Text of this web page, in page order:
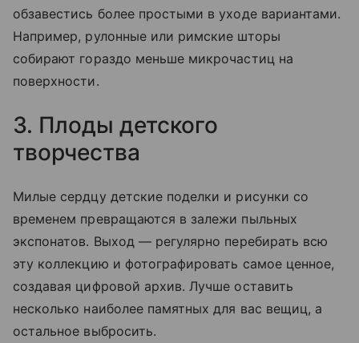
обзавестись более простыми в уходе вариантами.
Например, рулонные или римские шторы
собирают гораздо меньше микрочастиц на
поверхности.
3. Плоды детского
творчества
Милые сердцу детские поделки и рисунки со
временем превращаются в залежи пыльных
экспонатов. Выход — регулярно перебирать всю
эту коллекцию и фотографировать самое ценное,
создавая цифровой архив. Лучше оставить
несколько наиболее памятных для вас вещиц, а
остальное выбросить.